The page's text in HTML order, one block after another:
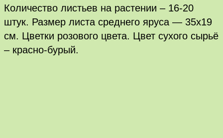
Количество листьев на растении – 16-20
штук. Размер листа среднего яруса — 35х19
см. Цветки розового цвета. Цвет сухого сырьё
– красно-бурый.